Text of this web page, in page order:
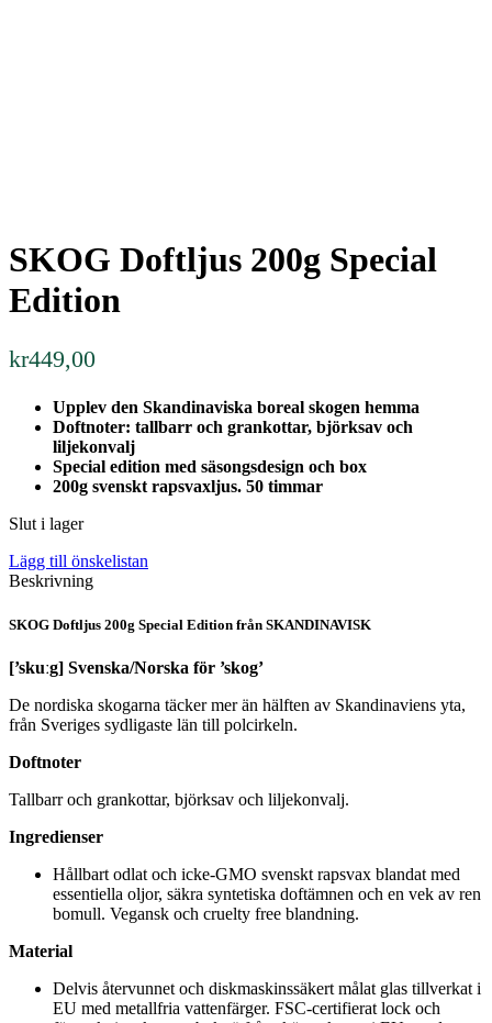
SKOG Doftljus 200g Special
Edition
kr449,00
Upplev den Skandinaviska boreal skogen hemma
Doftnoter: tallbarr och grankottar, björksav och
liljekonvalj
Special edition med säsongsdesign och box
200g svenskt rapsvaxljus. 50 timmar
Slut i lager
Lägg till önskelistan
Beskrivning
SKOG Doftljus 200g Special Edition från SKANDINAVISK
[’skuːg] Svenska/Norska för ’skog’
De nordiska skogarna täcker mer än hälften av Skandinaviens yta,
från Sveriges sydligaste län till polcirkeln.
Doftnoter
Tallbarr och grankottar, björksav och liljekonvalj.
Ingredienser
Hållbart odlat och icke-GMO svenskt rapsvax blandat med
essentiella oljor, säkra syntetiska doftämnen och en vek av ren
bomull. Vegansk och cruelty free blandning.
Material
Delvis återvunnet och diskmaskinssäkert målat glas tillverkat i
EU med metallfria vattenfärger. FSC-certifierat lock och